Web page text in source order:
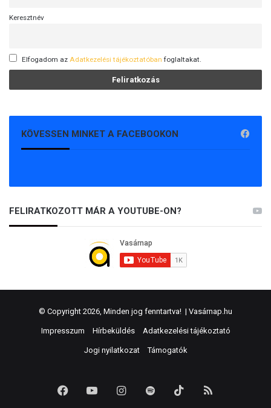
Keresztnév
Elfogadom az Adatkezelési tájékoztatóban foglaltakat.
KÖVESSEN MINKET A FACEBOOKON
FELIRATKOZOTT MÁR A YOUTUBE-ON?
© Copyright 2026, Minden jog fenntartva! | Vasárnap.hu
Impresszum Hírbeküldés Adatkezelési tájékoztató
Jogi nyilatkozat Támogatók
FacebookYouTubeInstagram
Spotify TikTok